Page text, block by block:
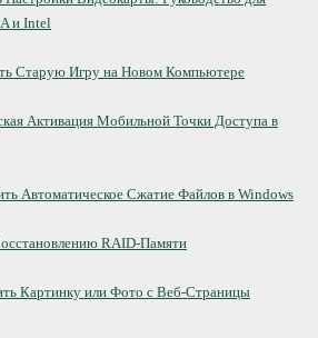
и Intel
Старую Игру на Новом Компьютере
Активация Мобильной Точки Доступа в
Автоматическое Сжатие Файлов в Windows
RAID-Памяти
Картинку или Фото с Веб-Страницы